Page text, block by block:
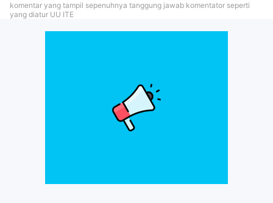
komentar yang tampil sepenuhnya tanggung jawab komentator seperti
yang diatur UU ITE